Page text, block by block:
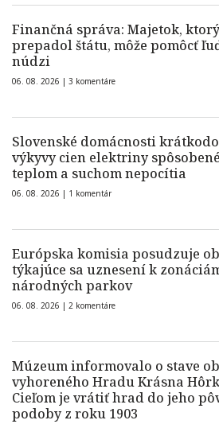
Finančná správa: Majetok, ktorý
prepadol štátu, môže pomôcť
núdzi
06. 08. 2026 | 3 komentáre
Slovenské domácnosti
výkyvy cien elektriny spôsobené
teplom a suchom nepocítia
06. 08. 2026 | 1 komentár
Európska komisia posudzuje
týkajúce sa uznesení k
národných parkov
06. 08. 2026 | 2 komentáre
Múzeum informovalo o stave
vyhoreného Hradu Krásna
Cieľom je vrátiť hrad do jeho
podoby z roku 1903